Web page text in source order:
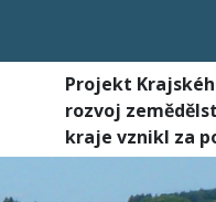
Projekt
rozvoj
kraje vznikl za